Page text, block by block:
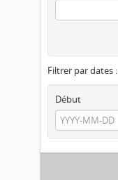
Filtrer par dates :
Début